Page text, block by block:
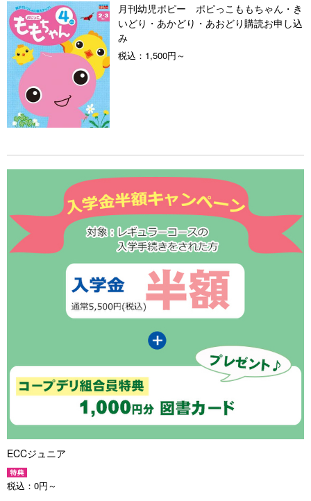
月刊幼児ポピー ポピっこももちゃん・き
いどり・あかどり・あおどり購読お申し込
み
税込： 1,500円～
ECCジュニア
税込： 0円～